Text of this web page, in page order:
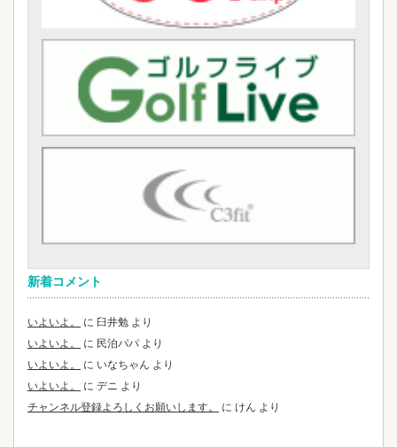
新着コメント
いよいよ。 に 臼井勉 より
いよいよ。
に 民泊パパ より
いよいよ。
に いなちゃん より
いよいよ。
に デニ より
チャンネル登録よろしくお願いします。
に けん より